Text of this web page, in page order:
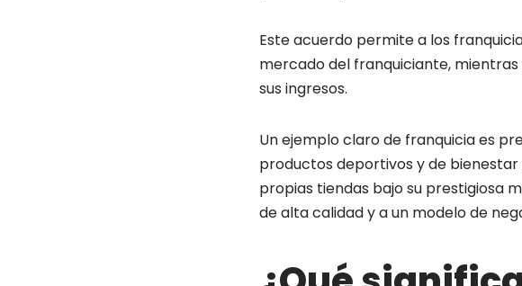
Este acuerdo permite a los
mercado del franquiciante,
sus ingresos.
Un ejemplo claro de franquicia es
productos deportivos y de
propias tiendas bajo su prestigiosa
de alta calidad y a un modelo de